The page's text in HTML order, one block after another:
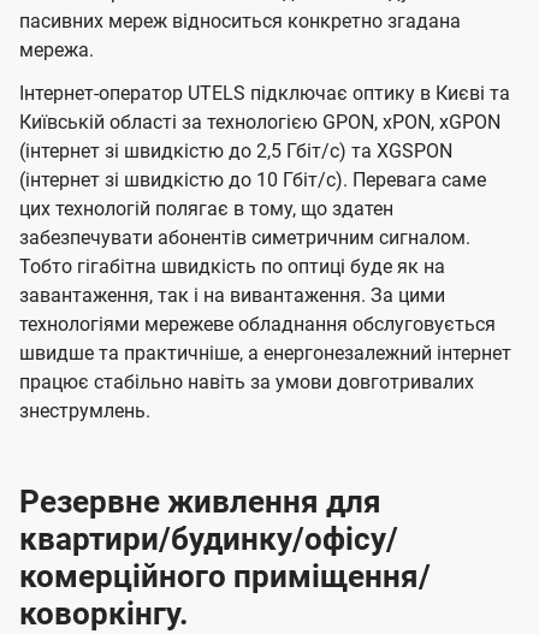
пасивних мереж відноситься конкретно згадана
мережа.
Інтернет-оператор UTELS підключає оптику в Києві та
Київській області за технологією GPON, xPON, xGPON
(інтернет зі швидкістю до 2,5 Гбіт/с) та XGSPON
(інтернет зі швидкістю до 10 Гбіт/с). Перевага саме
цих технологій полягає в тому, що здатен
забезпечувати абонентів симетричним сигналом.
Тобто гігабітна швидкість по оптиці буде як на
завантаження, так і на вивантаження. За цими
технологіями мережеве обладнання обслуговується
швидше та практичніше, а енергонезалежний інтернет
працює стабільно навіть за умови довготривалих
знеструмлень.
Резервне живлення для
квартири/будинку/офісу/
комерційного приміщення/
коворкінгу.